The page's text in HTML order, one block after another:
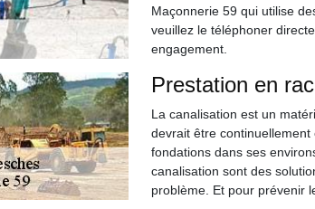
Maçonnerie 59 qui utilise
veuillez le téléphoner
engagement.
Prestation en
La canalisation est un
devrait être
fondations dans ses
canalisation sont des
problème. Et pour prévenir